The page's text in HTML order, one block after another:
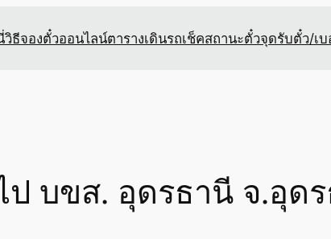
วิธีจองตั๋วออนไลน์ตารางเดินรถเช็คสถานะตั๋วจุดรับตั๋ว/เบ
บขส. อุดรธานี จ.อุด